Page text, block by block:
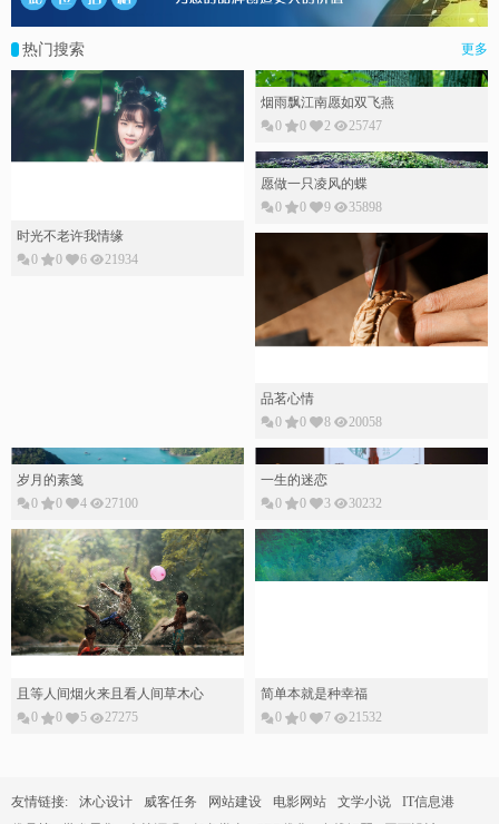
热门搜索 更多
时光不老许我情缘
0
0 6 21934
烟雨飘江南愿如双飞燕
0
0 2 25747
愿做一只凌风的蝶
0
0 9 35898
品茗心情
0
0 8 20058
岁月的素䇳
0
0 4 27100
一生的迷恋
0
0 3 30232
且等人间烟火来且看人间草木心
0
0 5 27275
简单本就是种幸福
0
0 7 21532
友情链接: 沐心设计 威客任务 网站建设 电影网站 文学小说
IT信息港